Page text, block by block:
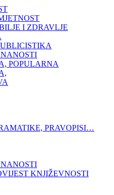
I ZDRAVLJE
POPULARNA
PRAVOPISI…
KNJIŽEVNOSTI